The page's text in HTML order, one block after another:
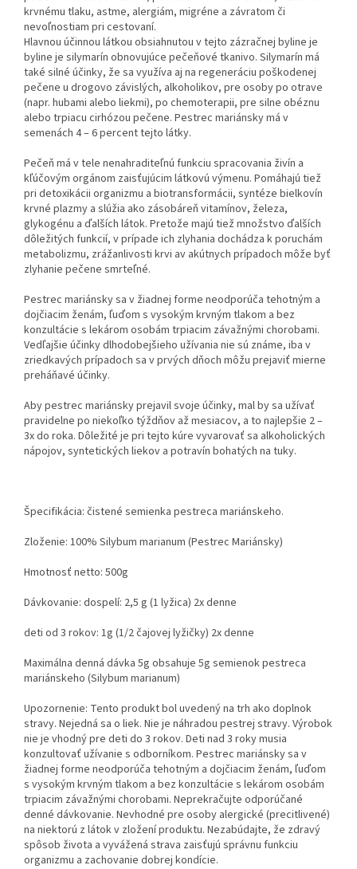
krvnému tlaku, astme, alergiám, migréne a závratom či
nevoľnostiam pri cestovaní.
Hlavnou účinnou látkou obsiahnutou v tejto zázračnej byline je
byline je silymarín obnovujúce pečeňové tkanivo. Silymarín má
také silné účinky, že sa využíva aj na regeneráciu poškodenej
pečene u drogovo závislých, alkoholikov, pre osoby po otrave
(napr. hubami alebo liekmi), po chemoterapii, pre silne obéznu
alebo trpiacu cirhózou pečene. Pestrec mariánsky má v
semenách 4 – 6 percent tejto látky.
Pečeň má v tele nenahraditeľnú funkciu spracovania živín a
kľúčovým orgánom zaisťujúcim látkovú výmenu. Pomáhajú tiež
pri detoxikácii organizmu a biotransformácii, syntéze bielkovín
krvné plazmy a slúžia ako zásobáreň vitamínov, železa,
glykogénu a ďalších látok. Pretože majú tiež množstvo ďalších
dôležitých funkcií, v prípade ich zlyhania dochádza k poruchám
metabolizmu, zrážanlivosti krvi av akútnych prípadoch môže byť
zlyhanie pečene smrteľné.
Pestrec mariánsky sa v žiadnej forme neodporúča tehotným a
dojčiacim ženám, ľuďom s vysokým krvným tlakom a bez
konzultácie s lekárom osobám trpiacim závažnými chorobami.
Vedľajšie účinky dlhodobejšieho užívania nie sú známe, iba v
zriedkavých prípadoch sa v prvých dňoch môžu prejaviť mierne
preháňavé účinky.
Aby pestrec mariánsky prejavil svoje účinky, mal by sa užívať
pravidelne po niekoľko týždňov až mesiacov, a to najlepšie 2 –
3x do roka. Dôležité je pri tejto kúre vyvarovať sa alkoholických
nápojov, syntetických liekov a potravín bohatých na tuky.
Špecifikácia: čistené semienka pestreca mariánskeho.
Zloženie: 100% Silybum marianum (Pestrec Mariánsky)
Hmotnosť netto: 500g
Dávkovanie: dospelí: 2,5 g (1 lyžica) 2x denne
deti od 3 rokov: 1g (1/2 čajovej lyžičky) 2x denne
Maximálna denná dávka 5g obsahuje 5g semienok pestreca
mariánskeho (Silybum marianum)
Upozornenie: Tento produkt bol uvedený na trh ako doplnok
stravy. Nejedná sa o liek. Nie je náhradou pestrej stravy. Výrobok
nie je vhodný pre deti do 3 rokov. Deti nad 3 roky musia
konzultovať užívanie s odborníkom. Pestrec mariánsky sa v
žiadnej forme neodporúča tehotným a dojčiacim ženám, ľuďom
s vysokým krvným tlakom a bez konzultácie s lekárom osobám
trpiacim závažnými chorobami. Neprekračujte odporúčané
denné dávkovanie. Nevhodné pre osoby alergické (precitlivené)
na niektorú z látok v zložení produktu. Nezabúdajte, že zdravý
spôsob života a vyvážená strava zaisťujú správnu funkciu
organizmu a zachovanie dobrej kondície.